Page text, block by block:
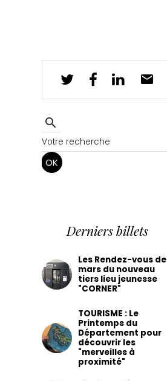
OK
Derniers billets
Les Rendez-vous de
mars du nouveau
tiers lieu jeunesse
"CORNER"
TOURISME : Le
Printemps du
Département pour
découvrir les
"merveilles à
proximité"